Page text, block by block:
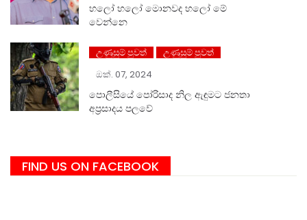
හලෝ ⁣හලෝ මොනවද හලෝ මේ
වෙන්නෙ
උණුසුම් පුවත්
උණුසුම් පුවත්
ඔක්. 07, 2024
පොලීසියේ පෝරිසාද නිල ඇඳුමට ජනතා
අප්‍රසාදය පලවේ
FIND US ON FACEBOOK